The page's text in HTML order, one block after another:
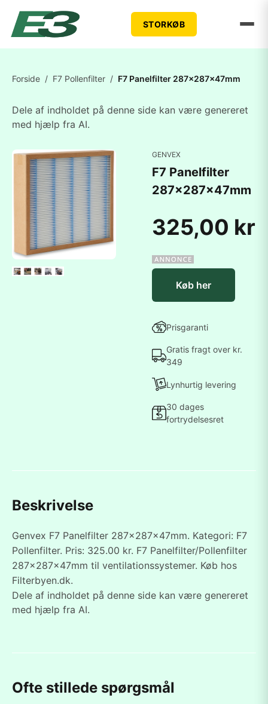
STORKØB
Forside / F7 Pollenfilter / F7 Panelfilter 287x287x47mm
Dele af indholdet på denne side kan være genereret
med hjælp fra AI.
GENVEX
F7 Panelfilter
287x287x47mm
325,00 kr
Køb her
Prisgaranti
Gratis fragt over kr.
349
Lynhurtig levering
30 dages
fortrydelsesret
Beskrivelse
Genvex F7 Panelfilter 287x287x47mm. Kategori: F7
Pollenfilter. Pris: 325.00 kr. F7 Panelfilter/Pollenfilter
287x287x47mm til ventilationssystemer. Køb hos
Filterbyen.dk.
Dele af indholdet på denne side kan være genereret
med hjælp fra AI.
Ofte stillede spørgsmål